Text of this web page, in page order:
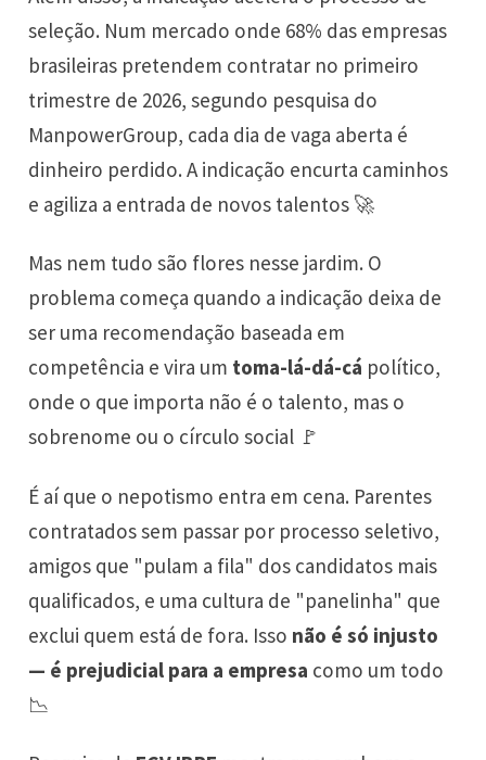
seleção. Num mercado onde 68% das empresas
brasileiras pretendem contratar no primeiro
trimestre de 2026, segundo pesquisa do
ManpowerGroup, cada dia de vaga aberta é
dinheiro perdido. A indicação encurta caminhos
e agiliza a entrada de novos talentos 🚀
Mas nem tudo são flores nesse jardim. O
problema começa quando a indicação deixa de
ser uma recomendação baseada em
competência e vira um toma-lá-dá-cá político,
onde o que importa não é o talento, mas o
sobrenome ou o círculo social 🚩
É aí que o nepotismo entra em cena. Parentes
contratados sem passar por processo seletivo,
amigos que "pulam a fila" dos candidatos mais
qualificados, e uma cultura de "panelinha" que
exclui quem está de fora. Isso não é só injusto
— é prejudicial para a empresa como um todo
📉